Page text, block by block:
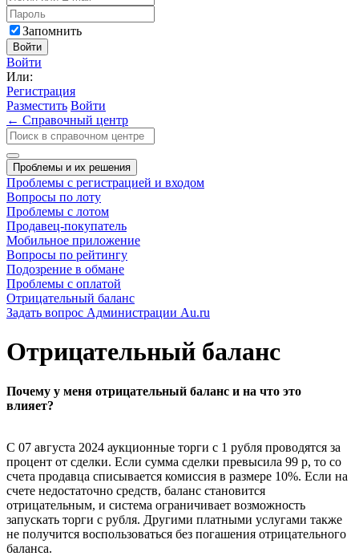
Запомнить
Войти
Войти
Или:
Регистрация
Разместить Войти
← Справочный центр
Проблемы и их решения
Проблемы с регистрацией и входом
Вопросы по лоту
Проблемы с лотом
Продавец-покупатель
Мобильное приложение
Вопросы по рейтингу
Подозрение в обмане
Проблемы с оплатой
Отрицательный баланс
Задать вопрос Администрации Au.ru
Отрицательный баланс
Почему у меня отрицательный баланс и на что это
влияет?
С 07 августа 2024 аукционные торги с 1 рубля проводятся за
процент от сделки. Если сумма сделки превысила 99 р, то со
счета продавца списывается комиссия в размере 10%. Если на
счете недостаточно средств, баланс становится
отрицательным, и система ограничивает возможность
запускать торги с рубля. Другими платными услугами также
не получится воспользоваться без погашения отрицательного
баланса.